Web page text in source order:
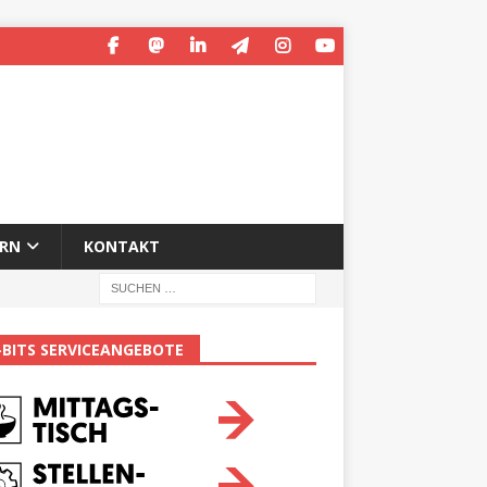
KONTAKT
SERVICEANGEBOTE